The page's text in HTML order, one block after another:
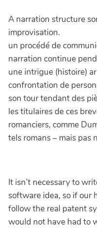
A narration structure
improvisation.
un procédé de
narration continue
une intrigue (histoire)
confrontation de
son tour tendant des
les titulaires de ces
romanciers, comme
tels romans – mais pas
It isn’t necessary to
software idea, so if our
follow the real patent
would not have had to